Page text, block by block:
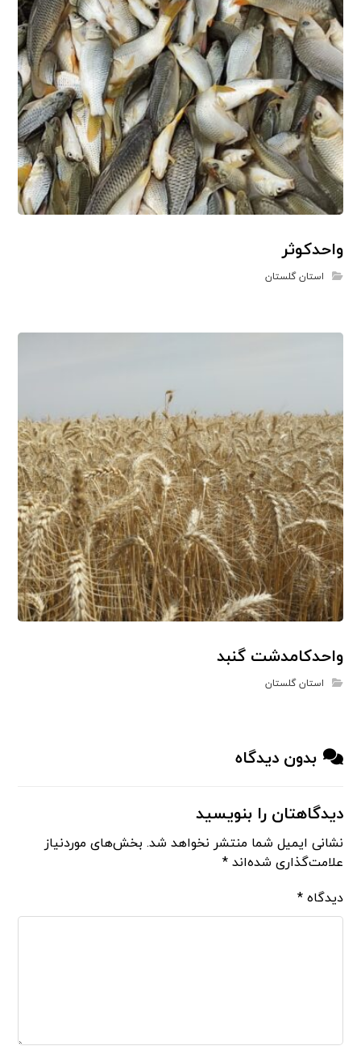
واحدکوثر
استان گلستان
واحدکامدشت گنبد
استان گلستان
بدون دیدگاه
دیدگاهتان را بنویسید
نشانی ایمیل شما منتشر نخواهد شد. بخش‌های موردنیاز
علامت‌گذاری شده‌اند*
دیدگاه*